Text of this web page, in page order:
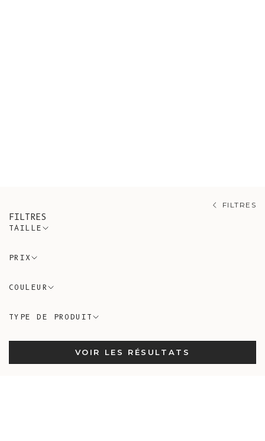
FILTRES
FILTRES
TAILLE
PRIX
COULEUR
TYPE DE PRODUIT
VOIR LES RÉSULTATS